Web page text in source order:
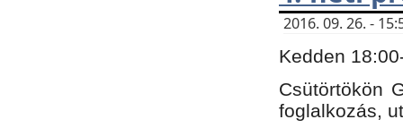
2016. 09. 26. -
Kedden
Csütörtökön
foglalkozás,